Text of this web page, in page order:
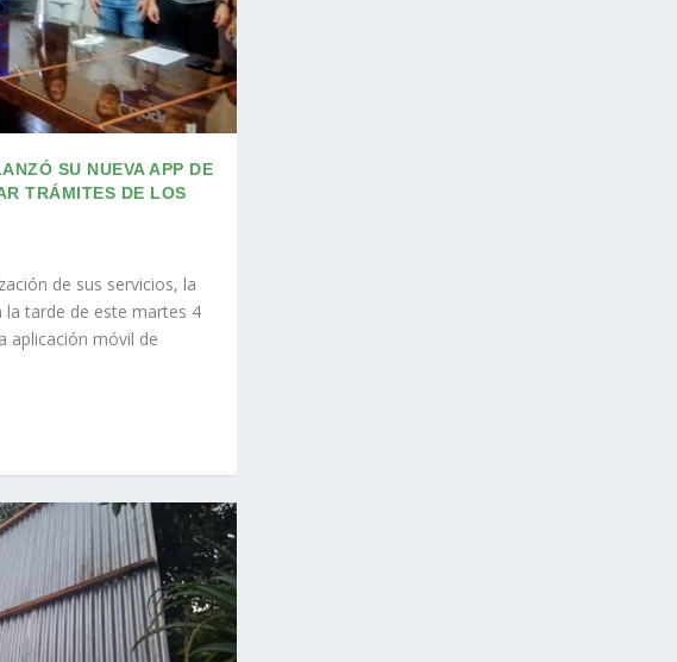
SU NUEVA APP DE
TRÁMITES DE LOS
de sus servicios, la
la tarde de este martes 4
aplicación móvil de